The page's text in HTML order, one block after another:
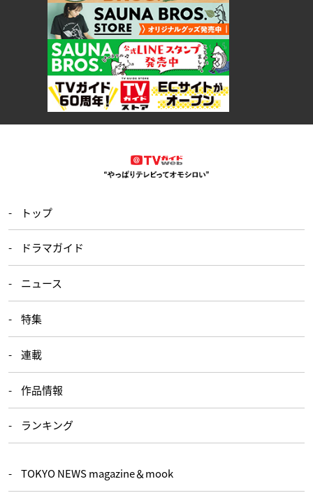
トップ
ドラマガイド
ニュース
特集
連載
作品情報
ランキング
TOKYO NEWS magazine＆mook